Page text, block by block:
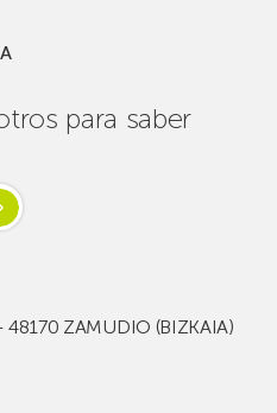
para saber
48170 ZAMUDIO (BIZKAIA)